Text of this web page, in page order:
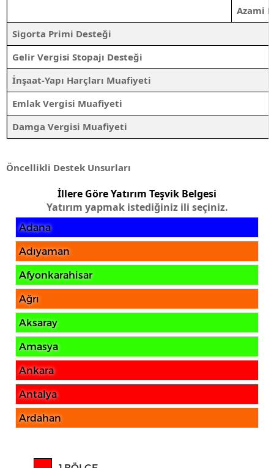
Azami
Sigorta Primi Desteği
Gelir Vergisi Stopajı Desteği
İnşaat-Yapı Harçları Muafiyeti
Emlak Vergisi Muafiyeti
Damga Vergisi Muafiyeti
Öncellikli Destek Unsurları
İllere Göre Yatırım Teşvik Belgesi
Yatırım yapmak istediğiniz ili seçiniz.